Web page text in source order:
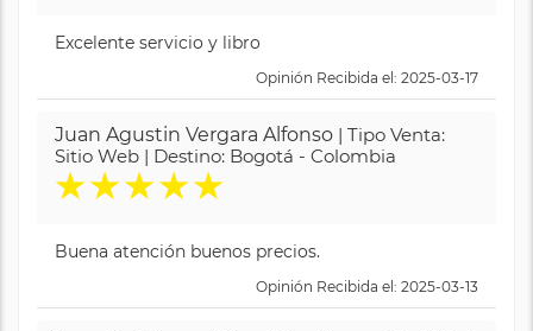
Excelente servicio y libro
Opinión Recibida el: 2025-03-17
Juan Agustin Vergara Alfonso | Tipo Venta:
Sitio Web | Destino: Bogotá - Colombia
★★★★★
Buena atención buenos precios.
Opinión Recibida el: 2025-03-13